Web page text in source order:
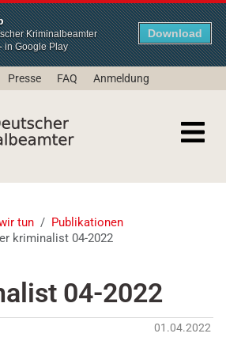
Kriminalbeamter
in Google Play
Download
Presse FAQ Anmeldung
tun
Publikationen
kriminalist 04-2022
04-2022
01.04.2022